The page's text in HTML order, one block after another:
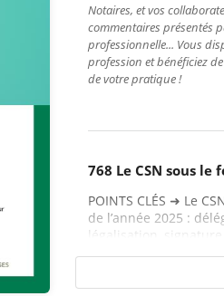
Notaires, et vos
commentaires présentés
professionnelle... Vous
profession et bénéficiez
de votre pratique !
768 Le CSN sous
POINTS CLÉS ➜ Le
de l’année 2025 :
légalisation, signature